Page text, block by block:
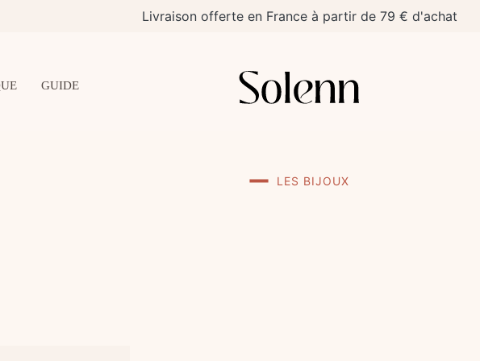
Livraison offerte en France à partir de 79 € d'achat
GUIDE
LES BIJOUX